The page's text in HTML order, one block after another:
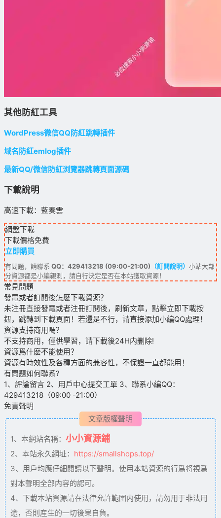
其他防紅工具
WordPress微信QQ防紅跳轉插件
域名防紅emlog插件
最新QQ/微信防紅浏覽器跳轉頁面源碼
下載說明
高速下載：藍奏雲
網盤下載
下載價格免費
立即購買
有問題，請聯系 QQ：429413218 (09:00-21:00) （訂閱說明） 小站大部
分資源都是小編親測，請自行決定是否在本站獲取資源！
常見問題
發電或者訂閱後怎麽下載資源？
未注冊直接發電或者注冊訂閱後，刷新文章，點擊立即下載按
鈕，跳轉到下載頁面！若還是不行，請直接添加小編QQ處理！
資源支持商用嗎？
不支持商用，僅供學習，請下載後24H内删除!
資源爲什麽不能使用？
資源有時效性及各種方面的兼容性，不保證一直都能用！
有問題如何聯系?
1、評論留言 2、用戶中心提交工單 3、聯系小編QQ：
429413218（09:00 -21:00）
免責聲明
文章版權聲明
1、本網站名稱： 小小資源鋪
2、本站永久網址： https://smallshops.top/
3、用戶均應仔細閱讀以下聲明。使用本站資源的行爲将視爲
對本聲明全部内容的認可。
4、下載本站資源請在法律允許範圍内使用，請勿用于非法用
途，否則産生的一切後果自負。